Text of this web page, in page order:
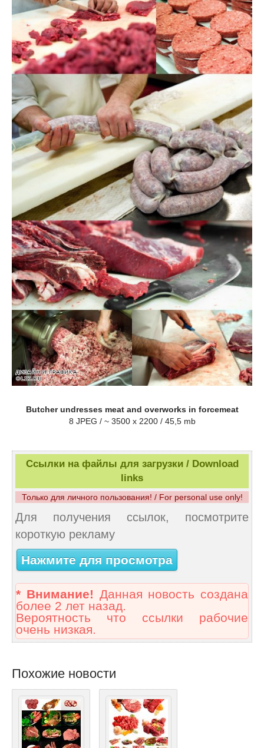
Butcher undresses meat and overworks in forcemeat
8 JPEG / ~ 3500 x 2200 / 45,5 mb
Ссылки на файлы для загрузки / Download
links
Только для личного пользования! / For personal use only!
Для получения ссылок, посмотрите
короткую рекламу
Нажмите для просмотра
* Внимание! Данная новость создана
более 2 лет назад.
Вероятность что ссылки рабочие
очень низкая.
Похожие новости